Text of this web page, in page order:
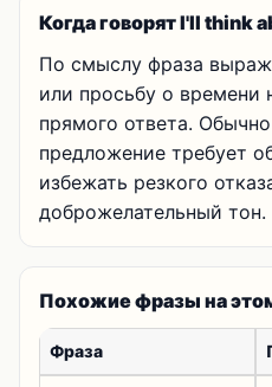
Когда говорят I'll think
По смыслу фраза
или просьбу о времени
прямого ответа.
предложение требует
избежать резкого
доброжелательный тон.
Похожие фразы на
Фраза